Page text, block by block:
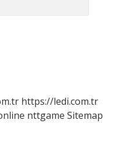
https://ledi.com.tr
nttgame Sitemap